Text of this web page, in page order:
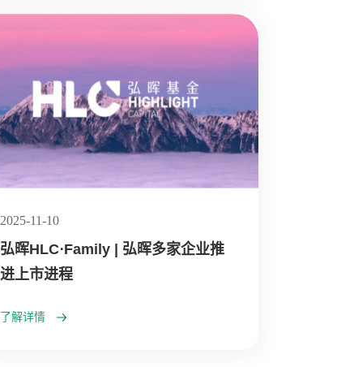
2025-11-10
弘晖HLC⋅Family | 弘晖多家企业推
进上市进程
了解详情